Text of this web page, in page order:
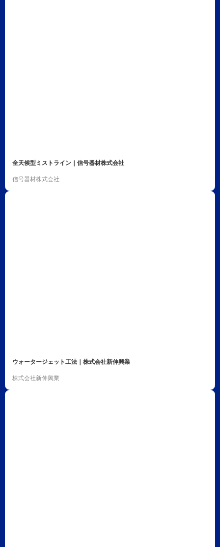
全天候型ミストライン｜信号器材株式会社
信号器材株式会社
ウォータージェット工法｜株式会社新伸興業
株式会社新伸興業